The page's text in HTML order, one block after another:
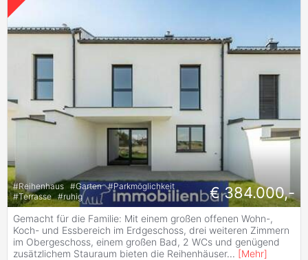
#Reihenhaus #Garten #Parkmöglichkeit
#Terrasse #ruhig € 384.000,-
Gemacht für die Familie: Mit einem großen offenen Wohn-,
Koch- und Essbereich im Erdgeschoss, drei weiteren Zimmern
im Obergeschoss, einem großen Bad, 2 WCs und genügend
zusätzlichem Stauraum bieten die Reihenhäuser... [Mehr]